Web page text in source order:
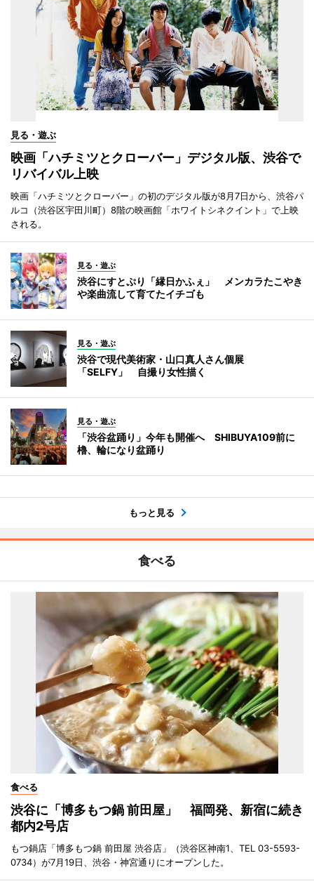
見る・遊ぶ
映画「ハチミツとクローバー」デジタル版、渋谷で
リバイバル上映
映画「ハチミツとクローバー」の初のデジタル版が8月7日から、渋谷パ
ルコ（渋谷区宇田川町）8階の映画館「ホワイトシネクイント」で上映
される。
見る・遊ぶ
渋谷にすとぷり「縁日かふぇ」 メンカラたこやき
や楽曲流して育てたイチゴも
見る・遊ぶ
渋谷で現代美術家・山口真人さん個展
「SELFY」 自撮り女性描く
見る・遊ぶ
「渋谷盆踊り」今年も開催へ SHIBUYA109前に
櫓、輪になり盆踊り
もっと見る
食べる
食べる
渋谷に「博多もつ鍋 前田屋」 福岡発、新宿に続き
都内2号店
もつ鍋店「博多もつ鍋 前田屋 渋谷店」（渋谷区神南1、TEL 03-5593-
0734）が7月19日、渋谷・神宮通りにオープンした。